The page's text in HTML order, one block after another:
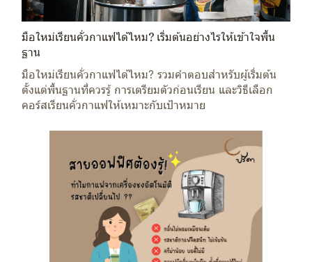
มือใหม่เรียนคั่วกาแฟได้ไหม? เริ่มต้นอย่างไรให้เข้าใจพื้น
ฐาน
มือใหม่เรียนคั่วกาแฟได้ไหม? รวมคำตอบสำหรับผู้เริ่มต้น
ตั้งแต่พื้นฐานที่ควรรู้ การเตรียมตัวก่อนเรียน และวิธีเลือก
คอร์สเรียนคั่วกาแฟให้เหมาะกับเป้าหมาย